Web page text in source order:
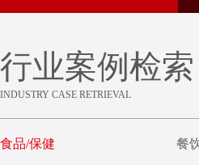
行业案例检索
INDUSTRY CASE RETRIEVAL
食品/保健 餐